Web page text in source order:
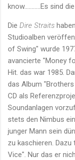
know...........Es sind die
Die Dire Straits
Studioalben
of Swing" wurde
avancierte "Money
Hit. das war 1985.
das Album
CD als
Soundanlagen
stets den Nimbus
junger Mann sein
zu kaschieren.
Vice". Nur das er